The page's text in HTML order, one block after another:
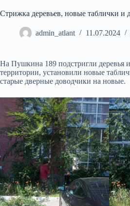
Стрижка деревьев, новые таблички и
admin_atlant 11.07.2024
На Пушкина 189 подстригли деревья
территории, установили новые
старые дверные доводчики на новые.